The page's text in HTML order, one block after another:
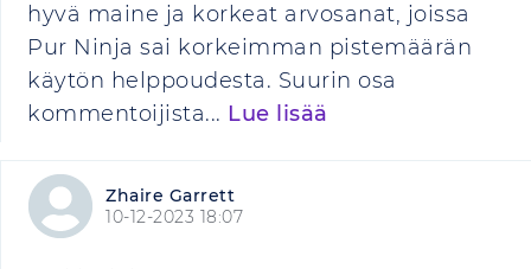
hyvä maine ja korkeat arvosanat, joissa
Pur Ninja sai korkeimman pistemäärän
käytön helppoudesta. Suurin osa
kommentoijista... Lue lisää
Zhaire Garrett
10-12-2023 18:07